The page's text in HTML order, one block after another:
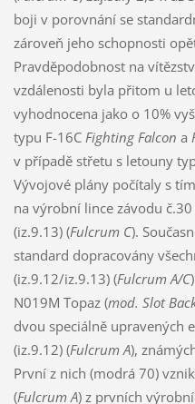
boji v porovnání se
zároveň jeho schopnosti
Pravděpodobnost na
vzdálenosti byla přitom u
vyhodnocena jako o 10%
typu F-16C Fighting Falcon a
v případě střetu s letouny
Vývojové plány počítaly s
na výrobní lince závodu
(iz.9.13) (Fulcrum C).
standard dopracovány
(iz.9.12/iz.9.13) (Fulcrum A/C
N019M Topaz (mod. Slot
dvou speciálně upravených
(iz.9.12) (Fulcrum A),
První z nich (modrá 70)
(Fulcrum A) z prvních